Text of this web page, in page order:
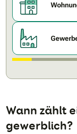
Wann zählt
gewerblich?